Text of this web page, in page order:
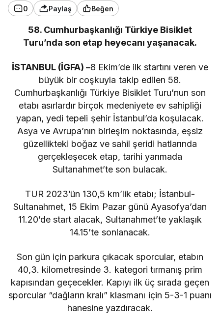
0 Paylaş Beğen
58. Cumhurbaşkanlığı Türkiye Bisiklet
Turu’nda son etap heyecanı yaşanacak.
İSTANBUL (İGFA) –8 Ekim’de ilk startını veren ve
büyük bir coşkuyla takip edilen 58.
Cumhurbaşkanlığı Türkiye Bisiklet Turu’nun son
etabı asırlardır birçok medeniyete ev sahipliği
yapan, yedi tepeli şehir İstanbul’da koşulacak.
Asya ve Avrupa’nın birleşim noktasında, eşsiz
güzellikteki boğaz ve sahil şeridi hatlarında
gerçekleşecek etap, tarihi yarımada
Sultanahmet’te son bulacak.
TUR 2023’ün 130,5 km’lik etabı; İstanbul-
Sultanahmet, 15 Ekim Pazar günü Ayasofya’dan
11.20’de start alacak, Sultanahmet’te yaklaşık
14.15’te sonlanacak.
Son gün için parkura çıkacak sporcular, etabın
40,3. kilometresinde 3. kategori tırmanış prim
kapısından geçecekler. Kapıyı ilk üç sırada geçen
sporcular “dağların kralı” klasmanı için 5-3-1 puanı
hanesine yazdıracak.